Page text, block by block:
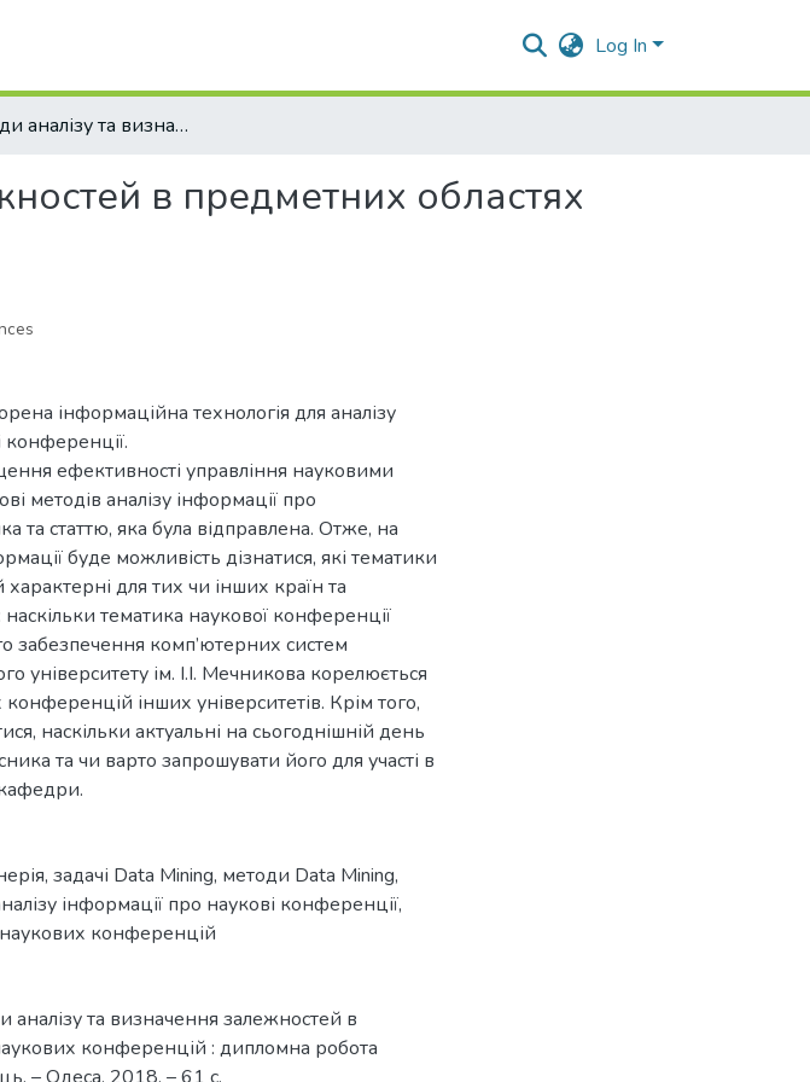
Log In
Методи аналізу та визначення залежностей в предметних областях наукових конференцій
в предметних областях
інформаційна технологія для аналізу
конференції.
ефективності управління науковими
методів аналізу інформації про
та статтю, яка була відправлена. Отже, на
буде можливість дізнатися, які тематики
для тих чи інших країн та
наскільки тематика наукової конференції
забезпечення комп’ютерних систем
університету ім. І.І. Мечникова корелюється
інших університетів. Крім того,
наскільки актуальні на сьогоднішній день
та чи варто запрошувати його для участі в
, задачі Data Mining, методи Data Mining,
інформації про наукові конференції,
конференцій
та визначення залежностей в
конференцій : дипломна робота